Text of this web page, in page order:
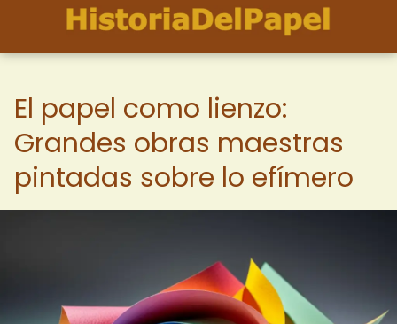
El papel como lienzo:
Grandes obras maestras
pintadas sobre lo efímero